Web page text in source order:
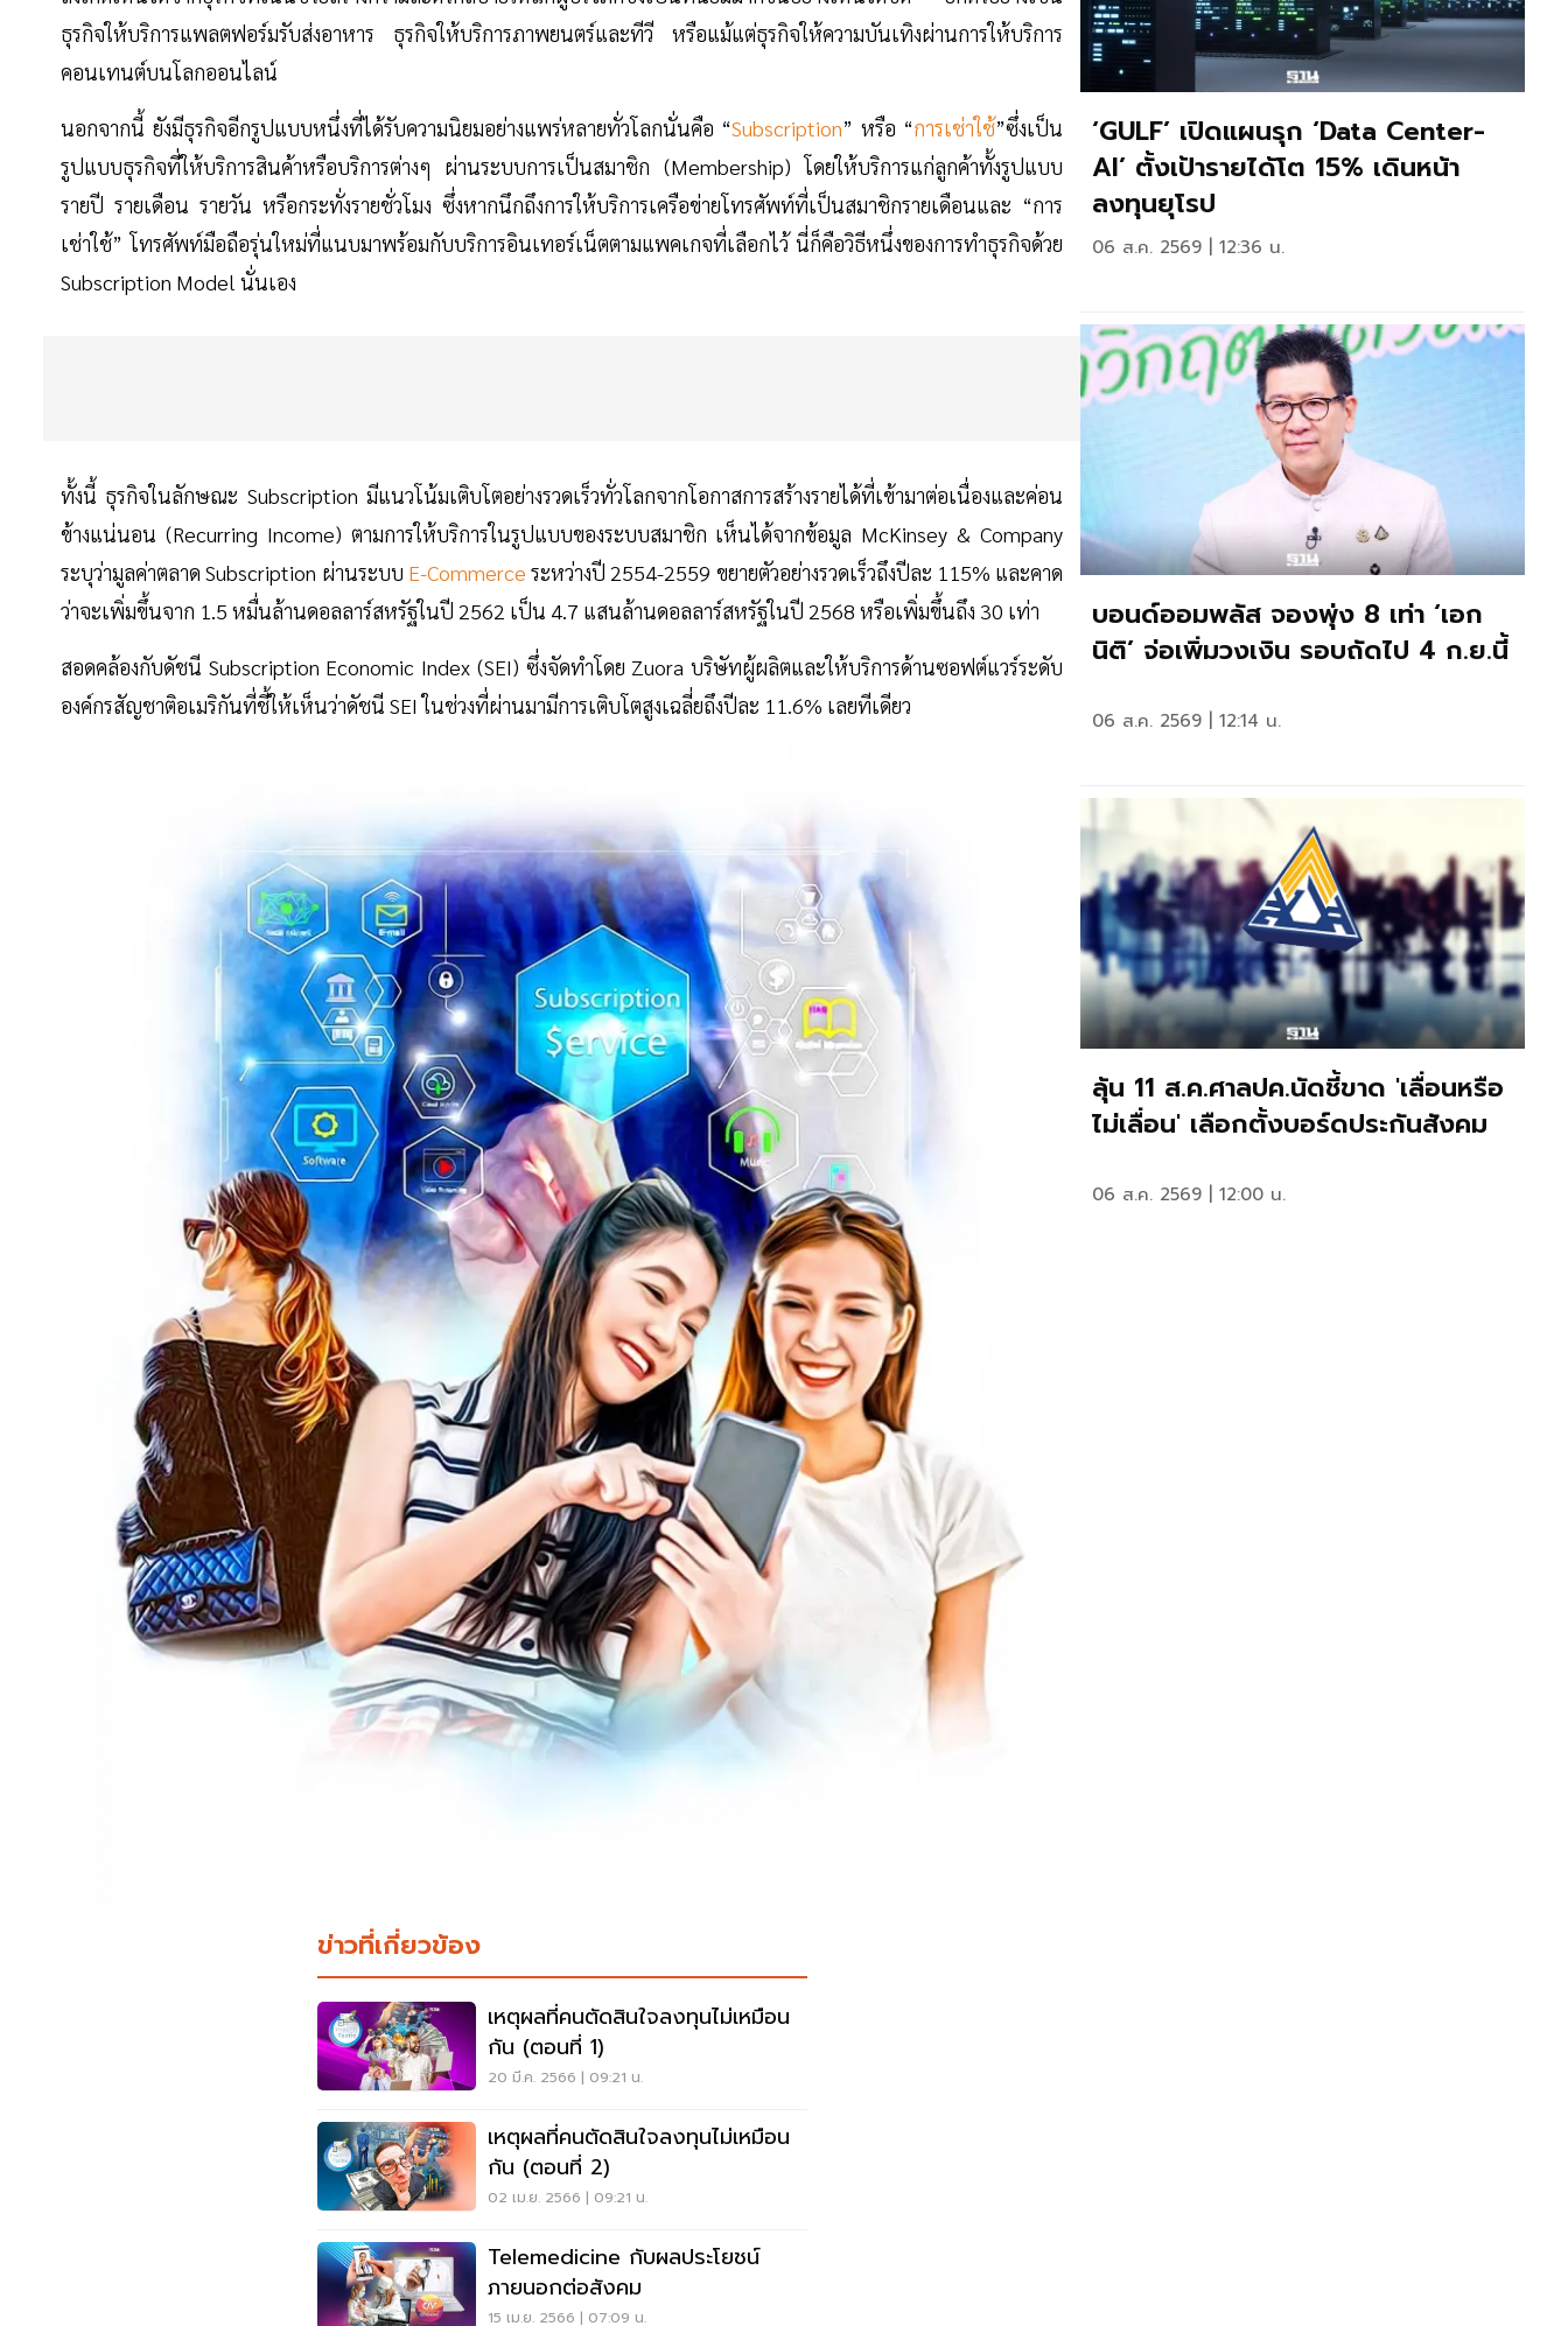
ธุรกิจให้บริการแพลตฟอร์มรับส่งอาหาร ธุรกิจให้บริการภาพยนตร์และทีวี หรือแม้แต่ธุรกิจให้ความบันเทิงผ่านการให้บริการ
คอนเทนต์บนโลกออนไลน์
นอกจากนี้ ยังมีธุรกิจอีกรูปแบบหนึ่งที่ได้รับความนิยมอย่างแพร่หลายทั่วโลกนั่นคือ “Subscription” หรือ “การเช่าใช้”ซึ่งเป็น
รูปแบบธุรกิจที่ให้บริการสินค้าหรือบริการต่างๆ ผ่านระบบการเป็นสมาชิก (Membership) โดยให้บริการแก่ลูกค้าทั้งรูปแบบ
รายปี รายเดือน รายวัน หรือกระทั่งรายชั่วโมง ซึ่งหากนึกถึงการให้บริการเครือข่ายโทรศัพท์ที่เป็นสมาชิกรายเดือนและ “การ
เช่าใช้” โทรศัพท์มือถือรุ่นใหม่ที่แนบมาพร้อมกับบริการอินเทอร์เน็ตตามแพคเกจที่เลือกไว้ นี่ก็คือวิธีหนึ่งของการทำธุรกิจด้วย
Subscription Model นั่นเอง
ทั้งนี้ ธุรกิจในลักษณะ Subscription มีแนวโน้มเติบโตอย่างรวดเร็วทั่วโลกจากโอกาสการสร้างรายได้ที่เข้ามาต่อเนื่องและค่อน
ข้างแน่นอน (Recurring Income) ตามการให้บริการในรูปแบบของระบบสมาชิก เห็นได้จากข้อมูล McKinsey & Company
ระบุว่ามูลค่าตลาด Subscription ผ่านระบบ E-Commerce ระหว่างปี 2554-2559 ขยายตัวอย่างรวดเร็วถึงปีละ 115% และคาด
ว่าจะเพิ่มขึ้นจาก 1.5 หมื่นล้านดอลลาร์สหรัฐในปี 2562 เป็น 4.7 แสนล้านดอลลาร์สหรัฐในปี 2568 หรือเพิ่มขึ้นถึง 30 เท่า
สอดคล้องกับดัชนี Subscription Economic Index (SEI) ซึ่งจัดทำโดย Zuora บริษัทผู้ผลิตและให้บริการด้านซอฟต์แวร์ระดับ
องค์กรสัญชาติอเมริกันที่ชี้ให้เห็นว่าดัชนี SEI ในช่วงที่ผ่านมามีการเติบโตสูงเฉลี่ยถึงปีละ 11.6% เลยทีเดียว
ข่าวที่เกี่ยวข้อง
เหตุผลที่คนตัดสินใจลงทุนไม่เหมือน
กัน (ตอนที่ 1)
20 มี.ค. 2566 | 09:21 น.
เหตุผลที่คนตัดสินใจลงทุนไม่เหมือน
กัน (ตอนที่ 2)
02 เม.ย. 2566 | 09:21 น.
Telemedicine กับผลประโยชน์
ภายนอกต่อสังคม
15 เม.ย. 2566 | 07:09 น.
‘GULF’ เปิดแผนรุก ‘Data Center-
AI’ ตั้งเป้ารายได้โต 15% เดินหน้า
ลงทุนยุโรป
06 ส.ค. 2569 | 12:36 น.
บอนด์ออมพลัส จองพุ่ง 8 เท่า ‘เอก
นิติ’ จ่อเพิ่มวงเงิน รอบถัดไป 4 ก.ย.นี้
06 ส.ค. 2569 | 12:14 น.
ลุ้น 11 ส.ค.ศาลปค.นัดชี้ขาด 'เลื่อนหรือ
ไม่เลื่อน' เลือกตั้งบอร์ดประกันสังคม
06 ส.ค. 2569 | 12:00 น.